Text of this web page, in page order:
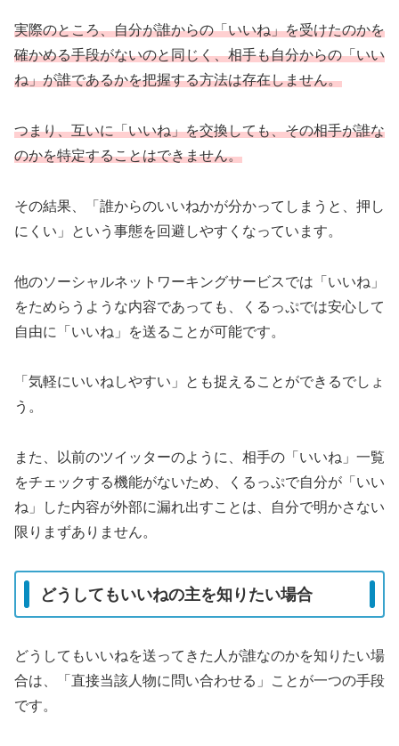
実際のところ、自分が誰からの「いいね」を受けたのかを
確かめる手段がないのと同じく、相手も自分からの「いい
ね」が誰であるかを把握する方法は存在しません。
つまり、互いに「いいね」を交換しても、その相手が誰な
のかを特定することはできません。
その結果、「誰からのいいねかが分かってしまうと、押し
にくい」という事態を回避しやすくなっています。
他のソーシャルネットワーキングサービスでは「いいね」
をためらうような内容であっても、くるっぷでは安心して
自由に「いいね」を送ることが可能です。
「気軽にいいねしやすい」とも捉えることができるでしょ
う。
また、以前のツイッターのように、相手の「いいね」一覧
をチェックする機能がないため、くるっぷで自分が「いい
ね」した内容が外部に漏れ出すことは、自分で明かさない
限りまずありません。
どうしてもいいねの主を知りたい場合
どうしてもいいねを送ってきた人が誰なのかを知りたい場
合は、「直接当該人物に問い合わせる」ことが一つの手段
です。